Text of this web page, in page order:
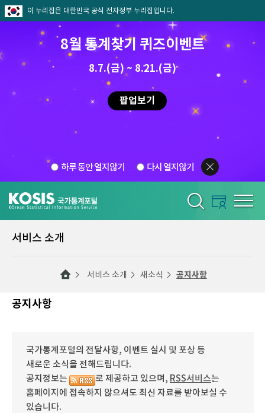
이 누리집은 대한민국 공식 전자정부 누리집입니다.
8월 통계찾기 퀴즈이벤트
8.7.(금) ~ 8.21.(금)
팝업보기
하루 동안 열지않기 다시 열지않기
서비스 소개
서비스 소개 새소식 공지사항
공지사항
국가통계포털의 전달사항, 이벤트 실시 및 포상 등
새로운 소식을 전해드립니다.
공지정보는
로 제공하고 있으며, RSS서비스는
홈페이지에 접속하지 않으셔도 최신 자료를 받아보실 수
있습니다.